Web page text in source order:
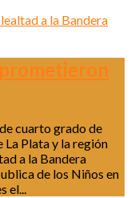
cuarto grado de
La Plata y la región
a la Bandera
de los Niños en
el...